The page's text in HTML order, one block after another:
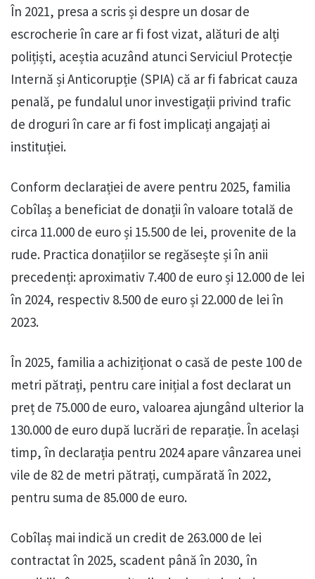
În 2021, presa a scris și despre un dosar de
escrocherie în care ar fi fost vizat, alături de alți
polițiști, aceștia acuzând atunci Serviciul Protecție
Internă și Anticorupție (SPIA) că ar fi fabricat cauza
penală, pe fundalul unor investigații privind trafic
de droguri în care ar fi fost implicați angajați ai
instituției.
Conform declarației de avere pentru 2025, familia
Cobîlaș a beneficiat de donații în valoare totală de
circa 11.000 de euro și 15.500 de lei, provenite de la
rude. Practica donațiilor se regăsește și în anii
precedenți: aproximativ 7.400 de euro și 12.000 de lei
în 2024, respectiv 8.500 de euro și 22.000 de lei în
2023.
În 2025, familia a achiziționat o casă de peste 100 de
metri pătrați, pentru care inițial a fost declarat un
preț de 75.000 de euro, valoarea ajungând ulterior la
130.000 de euro după lucrări de reparație. În același
timp, în declarația pentru 2024 apare vânzarea unei
vile de 82 de metri pătrați, cumpărată în 2022,
pentru suma de 85.000 de euro.
Cobîlaș mai indică un credit de 263.000 de lei
contractat în 2025, scadent până în 2030, în